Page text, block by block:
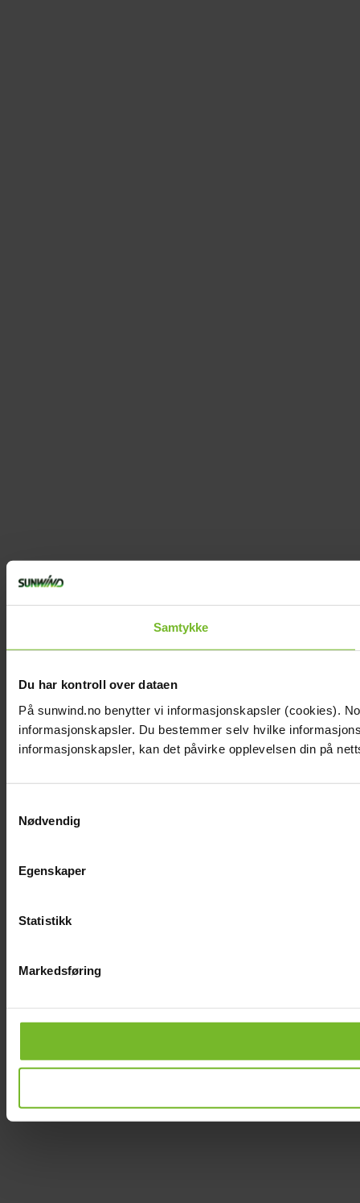
Samtykke
Du har kontroll over dataen
På sunwind.no benytter vi informasjonskapsler (cookies).
informasjonskapsler. Du bestemmer selv hvilke
informasjonskapsler, kan det påvirke opplevelsen din på
Nødvendig
Egenskaper
Statistikk
Markedsføring